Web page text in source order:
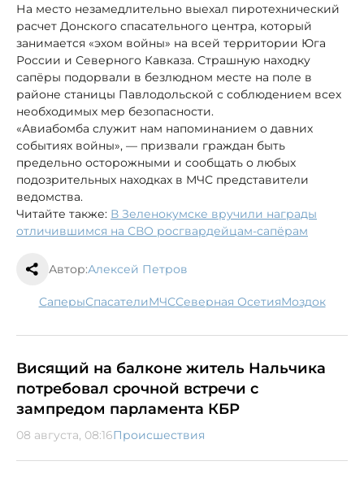
На место незамедлительно выехал пиротехнический
расчет Донского спасательного центра, который
занимается «эхом войны» на всей территории Юга
России и Северного Кавказа. Страшную находку
сапёры подорвали в безлюдном месте на поле в
районе станицы Павлодольской с соблюдением всех
необходимых мер безопасности.
«Авиабомба служит нам напоминанием о давних
событиях войны», — призвали граждан быть
предельно осторожными и сообщать о любых
подозрительных находках в МЧС представители
ведомства.
Читайте также: В Зеленокумске вручили награды
отличившимся на СВО росгвардейцам-сапёрам
Автор:Алексей Петров
саперы спасатели МЧС Северная Осетия Моздок
Висящий на балконе житель Нальчика
потребовал срочной встречи с
зампредом парламента КБР
08 августа, 08:16Происшествия